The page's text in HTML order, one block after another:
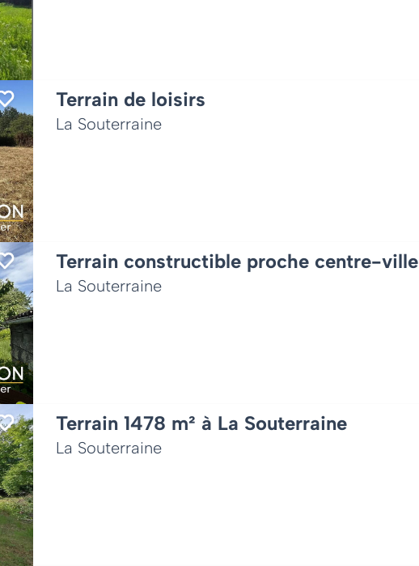
Terrain de loisirs
La Souterraine
Terrain constructible proche centre-ville
La Souterraine
Terrain 1478 m² à La Souterraine
La Souterraine